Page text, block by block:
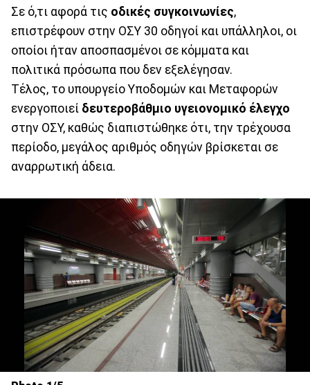
Σε ό,τι αφορά τις οδικές συγκοινωνίες,
επιστρέφουν στην ΟΣΥ 30 οδηγοί και υπάλληλοι, οι
οποίοι ήταν αποσπασμένοι σε κόμματα και
πολιτικά πρόσωπα που δεν εξελέγησαν.
Τέλος, το υπουργείο Υποδομών και Μεταφορών
ενεργοποιεί δευτεροβάθμιο υγειονομικό έλεγχο
στην ΟΣΥ, καθώς διαπιστώθηκε ότι, την τρέχουσα
περίοδο, μεγάλος αριθμός οδηγών βρίσκεται σε
αναρρωτική άδεια.